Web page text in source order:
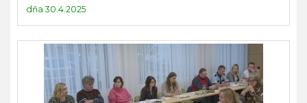
dňa 30.4.2025